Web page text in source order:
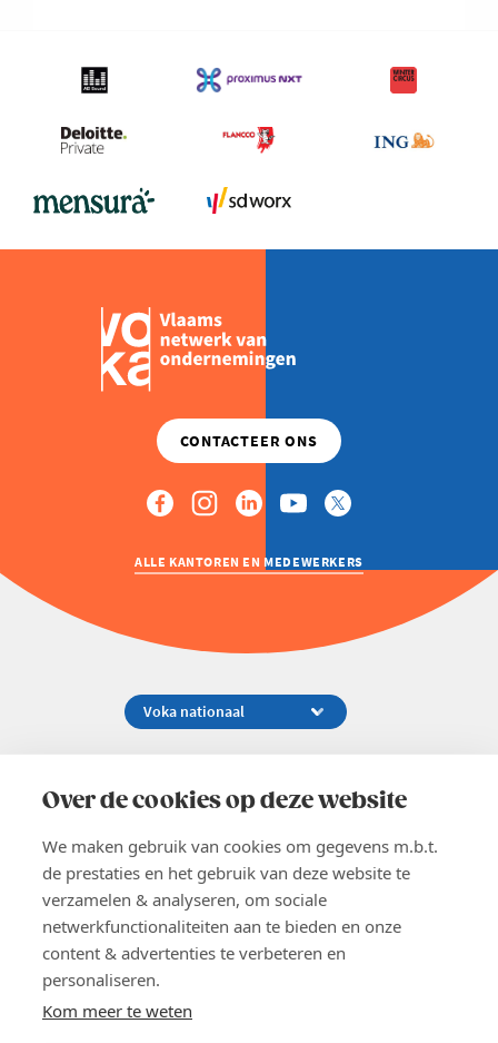
Over de cookies op deze website
We maken gebruik van cookies om gegevens m.b.t.
de prestaties en het gebruik van deze website te
verzamelen & analyseren, om sociale
netwerkfunctionaliteiten aan te bieden en onze
content & advertenties te verbeteren en
personaliseren.
Kom meer te weten
ALLE KANTOREN EN MEDEWERKERS
02 229 81 11
EN